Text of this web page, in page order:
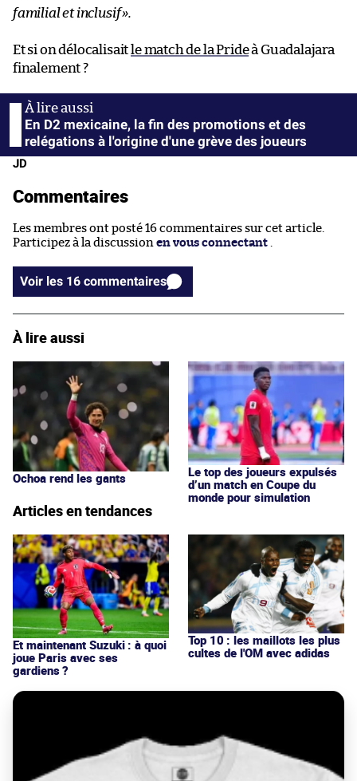
familial et inclusif».
Et si on délocalisait le match de la Prideà Guadalajara
finalement ?
En D2 mexicaine, la fin des promotions et des
relégations à l'origine d'une grève des joueurs
JD
Commentaires
Les membres ont posté 16 commentaires sur cet article.
Participez à la discussion en vous connectant
Voir les 16 commentaires
À lire aussi
Ochoa rend les gants
Le top des joueurs expulsés
d’un match en Coupe du
monde pour simulation
Articles en tendances
Et maintenant Suzuki : à quoi
joue Paris avec ses
gardiens ?
Top 10 : les maillots les plus
cultes de l'OM avec adidas